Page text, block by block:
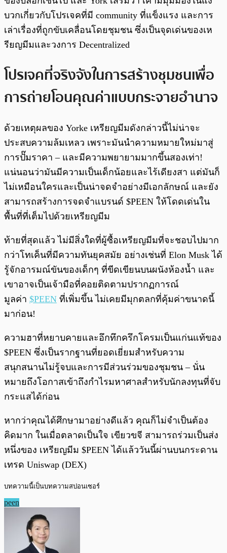
บวกเกี่ยวกับโปรเจคที่มี community ที่แข็งแรง และการ
เล่าเรื่องที่ถูกขับเคลื่อนโดยชุมชน ซึ่งเป็นจุดเด่นของเห
รียญมีมและวงการ Decentralized
โปรเจคที่จริงจังในการสร้างชุมชนเพื่อ
การถ่ายโอนคุณค่าแบบกระจายอำนาจ
ด้วยเหตุผลของ Yorke เหรียญมีมดังกล่าวนี้ไม่น่าจะ
ประสบความล้มเหลว เพราะมันนำความหมายใหม่มาสู่
การปั๊มราคา – และมีความพยายามมากขึ้นสองเท่า!
แน่นอนว่ามันมีความเป็นเด็กน้อยและไร้เดียงสา แต่มันก็
ไม่เหมือนใครและเป็นน่าจดจำอย่างมีเอกลักษณ์ และยัง
สามารถสร้างการจดจำแบรนด์ $PEEN ให้โดดเด่นใน
พื้นที่ที่เต็มไปด้วยเหรียญมีม
ท้ายที่สุดแล้ว ไม่มีสิ่งใดที่ผู้ซื้อเหรียญมีมที่จะชอบไปมาก
กว่าโทเค็นที่มีความทันยุคสมัย อย่างเช่นที่ Elon Musk ได้
รู้จักอารมณ์ขันของเด็กๆ ที่ขีดเขียนบนผนังห้องน้ำ และ
เขาอาจเป็นเจ้ามือที่คอยติดตามปรากฏการณ์
มูลค่า $PEEN ที่เพิ่มขึ้น ไม่เคยมีมุกตลกที่คุ้มค่าขนาดนี้
มาก่อน!
ความฮาที่หยาบคายและอึกทึกครึกโครมเป็นแก่นแท้ของ
$PEEN ซึ่งเป็นรากฐานที่ยอดเยี่ยมสำหรับความ
สนุกสนานไม่รู้จบและการมีส่วนร่วมของชุมชน – นั่น
หมายถึงโอกาสเข้าถึงกำไรมหาศาลสำหรับนักลงทุนที่จับ
กระแสได้ก่อน
หากว่าคุณได้ศึกษามาอย่างดีแล้ว คุณก็ไม่จำเป็นต้อง
คิดมาก ในเมื่อตลาดเป็นใจ เขียวขจี สามารถร่วมเป็นส่ง
หนึ่งของ เหรียญมีม $PEEN ได้แล้ววันนี้ผ่านบนกระดาน
เทรด Uniswap (DEX)
บทความนี้เป็นบทความสปอนเซอร์
peen